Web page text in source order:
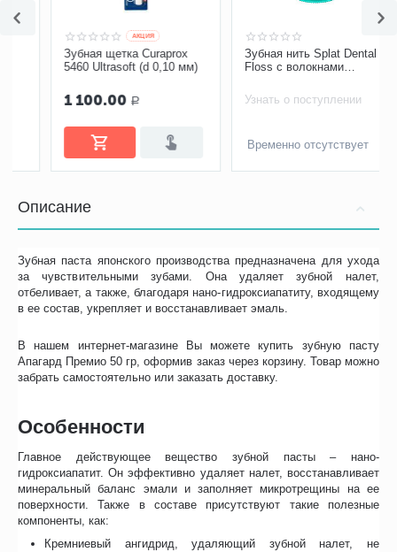
Зубная щетка Curaprox
CS5460/2Michelangelo
Узнать о поступлении
Временно отсутствует
AКЦИЯ
Зубная щетка Curaprox
5460 Ultrasoft (d 0,10 мм)
1 100.00 Р
Описание
Зубная паста японского производства предназначена для ухода
за чувствительными зубами. Она удаляет зубной налет,
отбеливает, а также, благодаря нано-гидроксиапатиту, входящему
в ее состав, укрепляет и восстанавливает эмаль.
В нашем интернет-магазине Вы можете купить зубную пасту
Апагард Премио 50 гр, оформив заказ через корзину. Товар можно
забрать самостоятельно или заказать доставку.
Особенности
Главное действующее вещество зубной пасты – нано-
гидроксиапатит. Он эффективно удаляет налет, восстанавливает
минеральный баланс эмали и заполняет микротрещины на ее
поверхности. Также в составе присутствуют такие полезные
компоненты, как:
Кремниевый ангидрид, удаляющий зубной налет, не